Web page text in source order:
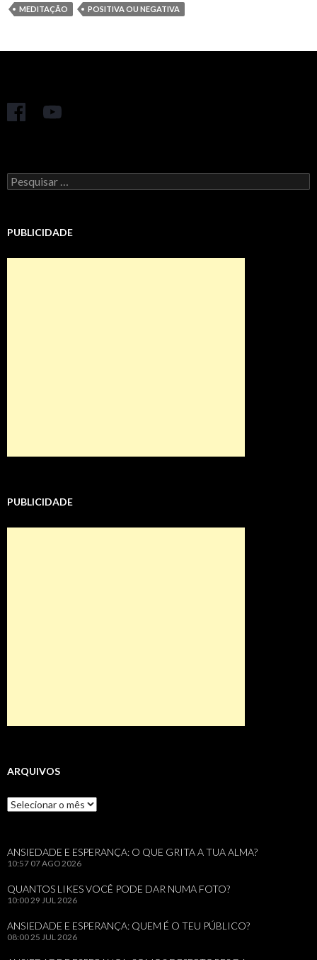
MEDITAÇÃO POSITIVA OU NEGATIVA
Pesquisar
por:
PUBLICIDADE
PUBLICIDADE
ARQUIVOS
Arquivos
ANSIEDADE E ESPERANÇA: O QUE GRITA A TUA ALMA?
10:57 07 AGO 2026
QUANTOS LIKES VOCÊ PODE DAR NUMA FOTO?
10:0029 JUL 2026
ANSIEDADE E ESPERANÇA: QUEM É O TEU PÚBLICO?
08:0025 JUL 2026